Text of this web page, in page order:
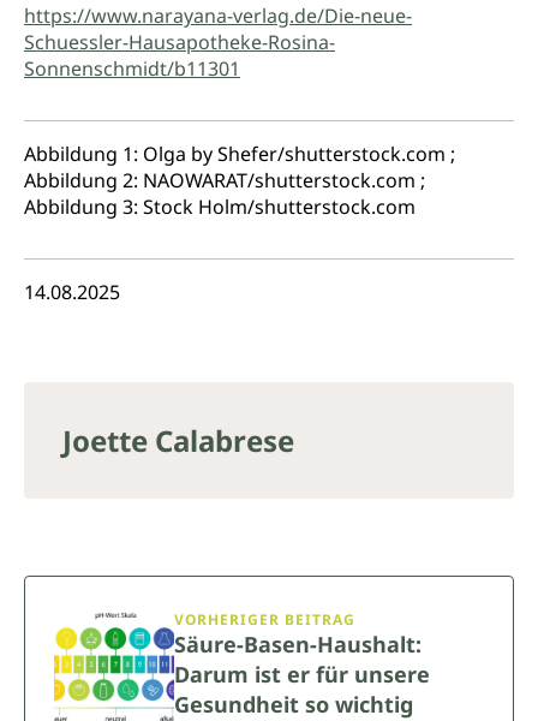
https://www.narayana-verlag.de/Die-neue-
Schuessler-Hausapotheke-Rosina-
Sonnenschmidt/b11301
Abbildung 1: Olga by Shefer/shutterstock.com ;
Abbildung 2: NAOWARAT/shutterstock.com ;
Abbildung 3: Stock Holm/shutterstock.com
14.08.2025
Joette Calabrese
VORHERIGER BEITRAG
Säure-Basen-Haushalt:
Darum ist er für unsere
Gesundheit so wichtig